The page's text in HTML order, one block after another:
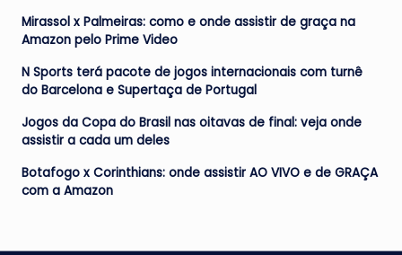
Mirassol x Palmeiras: como e onde assistir de graça na
Amazon pelo Prime Video
N Sports terá pacote de jogos internacionais com turnê
do Barcelona e Supertaça de Portugal
Jogos da Copa do Brasil nas oitavas de final: veja onde
assistir a cada um deles
Botafogo x Corinthians: onde assistir AO VIVO e de GRAÇA
com a Amazon